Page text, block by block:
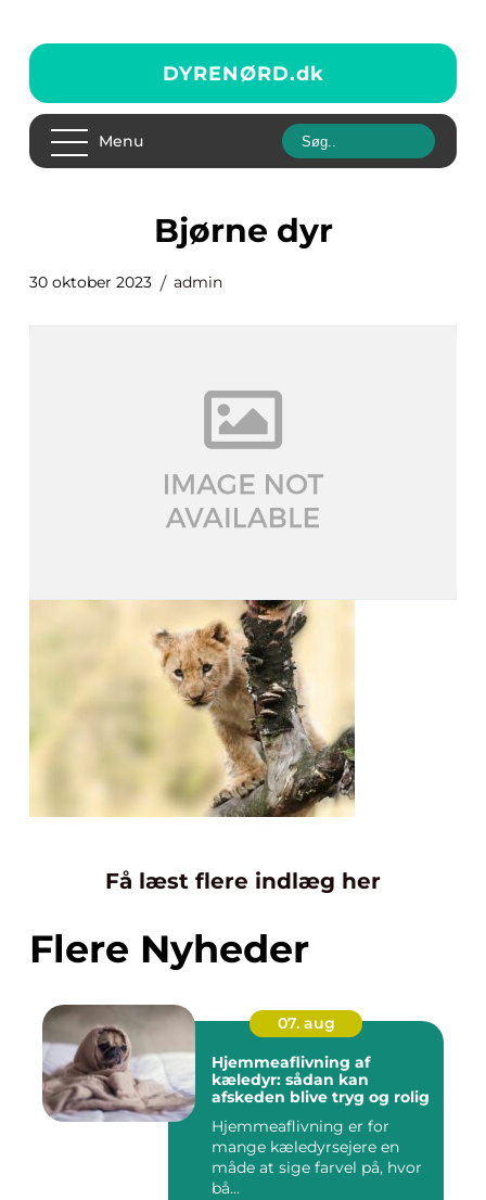
DYRENØRD.dk
Menu
bjørne dyr
30 oktober 2023 admin
Få læst flere indlæg her
Flere Nyheder
07. aug
Hjemmeaflivning af
kæledyr: sådan kan
afskeden blive tryg og rolig
Hjemmeaflivning er for
mange kæledyrsejere en
måde at sige farvel på, hvor
bå...